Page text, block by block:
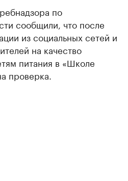
по
сообщили, что после
из социальных сетей и
на качество
питания в «Школе
проверка.